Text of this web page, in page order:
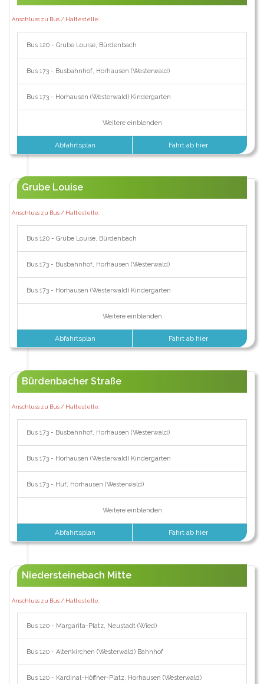
Anschluss zu Bus / Haltestelle:
Bus 120 - Grube Louise, Bürdenbach
Bus 173 - Busbahnhof, Horhausen (Westerwald)
Bus 173 - Horhausen (Westerwald) Kindergarten
Weitere einblenden
Abfahrtsplan Fahrt ab hier
Grube Louise
Anschluss zu Bus / Haltestelle:
Bus 120 - Grube Louise, Bürdenbach
Bus 173 - Busbahnhof, Horhausen (Westerwald)
Bus 173 - Horhausen (Westerwald) Kindergarten
Weitere einblenden
Abfahrtsplan Fahrt ab hier
Bürdenbacher Straße
Anschluss zu Bus / Haltestelle:
Bus 173 - Busbahnhof, Horhausen (Westerwald)
Bus 173 - Horhausen (Westerwald) Kindergarten
Bus 173 - Huf, Horhausen (Westerwald)
Weitere einblenden
Abfahrtsplan Fahrt ab hier
Niedersteinebach Mitte
Anschluss zu Bus / Haltestelle:
Bus 120 - Margarita-Platz, Neustadt (Wied)
Bus 120 - Altenkirchen (Westerwald) Bahnhof
Bus 120 - Kardinal-Höffner-Platz, Horhausen (Westerwald)